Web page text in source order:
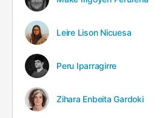
Leire Lison Nicuesa
Peru Iparragirre
Zihara Enbeita Gardoki